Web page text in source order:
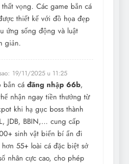
thất vọng. Các game bắn cá
thiết kế với đồ họa đẹp
ứng sống động và luật
giản.
19/11/2025 u 11:25
bắn cá đăng nhập 66b,
nhận ngay tiền thưởng từ
khi hạ gục boss thành
JDB, BBIN,… cung cấp
sinh vật biển bí ẩn đi
55+ loài cá đặc biệt sở
nhân cực cao, cho phép